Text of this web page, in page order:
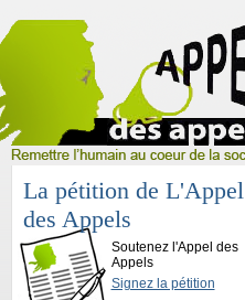
L'Appel des Appels
La pétition de L'Appel
des Appels
Soutenez l'Appel des
Appels
Signez la pétition